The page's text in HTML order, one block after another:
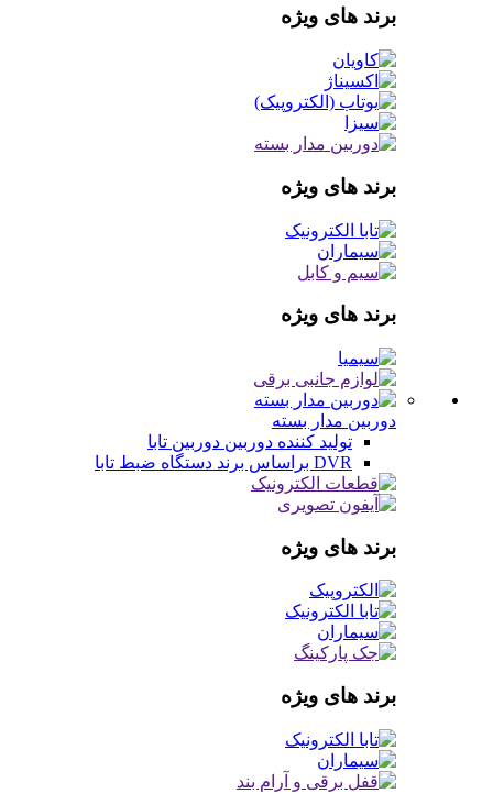
برند های ویژه
برند های ویژه
برند های ویژه
دوربین مدار بسته
تولید کننده دوربین دوربین تابا
DVR براساس برند
دستگاه ضبط تابا
برند های ویژه
برند های ویژه